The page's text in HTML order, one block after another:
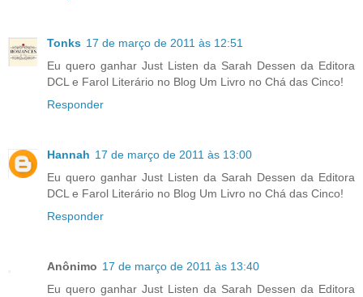
Tonks 17 de março de 2011 às 12:51
Eu quero ganhar Just Listen da Sarah Dessen da Editora
DCL e Farol Literário no Blog Um Livro no Chá das Cinco!
Responder
Hannah 17 de março de 2011 às 13:00
Eu quero ganhar Just Listen da Sarah Dessen da Editora
DCL e Farol Literário no Blog Um Livro no Chá das Cinco!
Responder
Anônimo 17 de março de 2011 às 13:40
Eu quero ganhar Just Listen da Sarah Dessen da Editora